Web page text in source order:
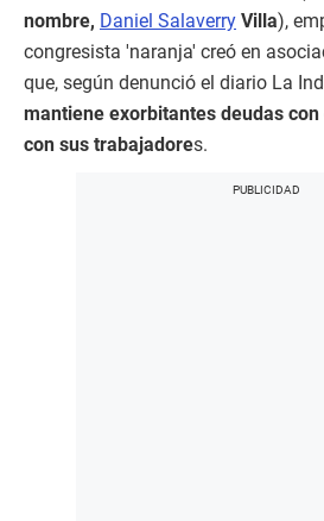
nombre, Daniel Salaverry Villa),
congresista 'naranja' creó en
que, según denunció el diario La
mantiene exorbitantes deudas
con sus trabajadores.